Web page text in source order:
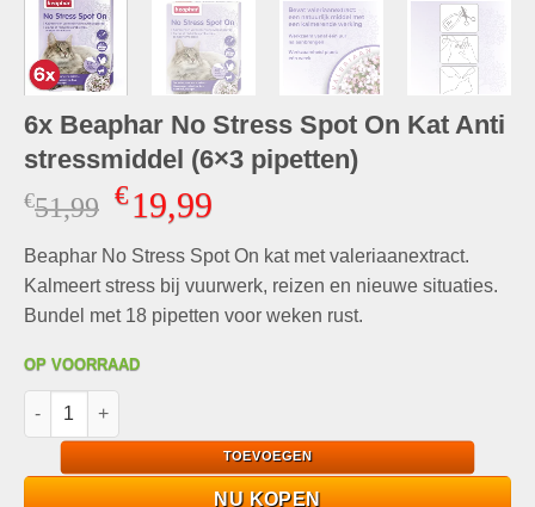
6x Beaphar No Stress Spot On Kat Anti
stressmiddel (6×3 pipetten)
€51,99 Oorspronkelijke
was:
€51,99.
€19,99Huidige
is:
€19,99.
Beaphar No Stress Spot On kat met valeriaanextract.
Kalmeert stress bij vuurwerk, reizen en nieuwe situaties.
Bundel met 18 pipetten voor weken rust.
OP VOORRAAD
6x Beaphar No Stress Spot On Kat Anti stressmiddel (6×3
TOEVOEGEN
NU KOPEN